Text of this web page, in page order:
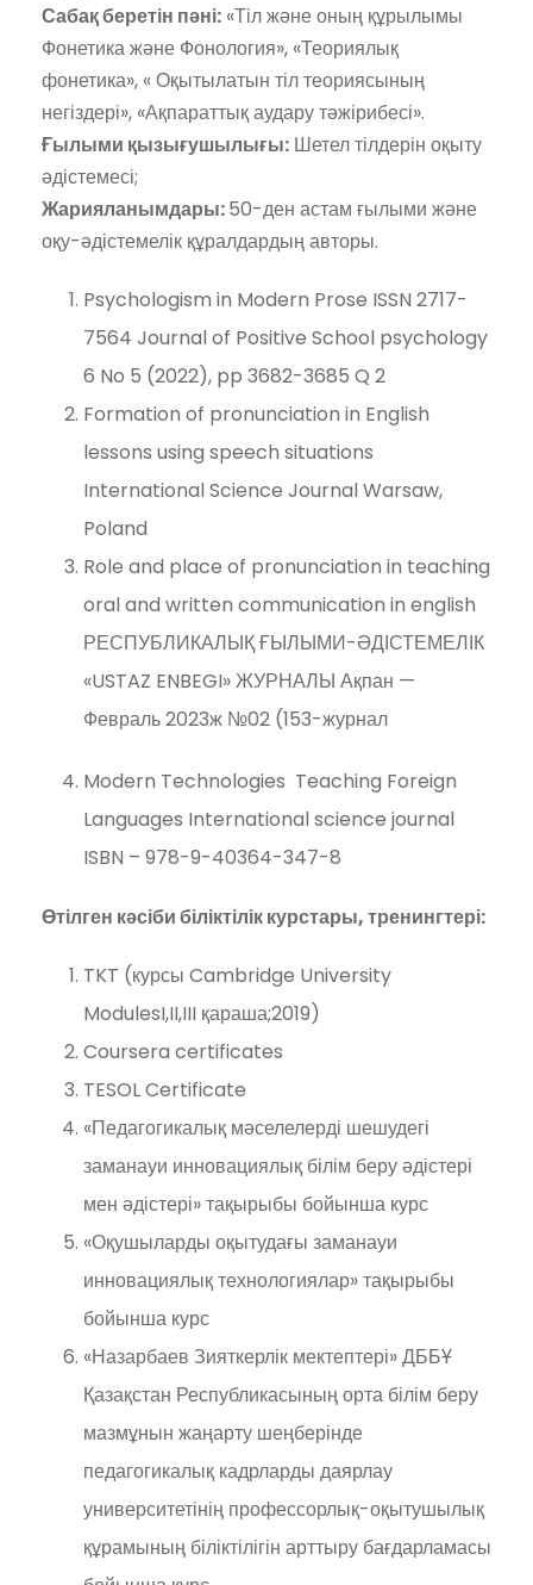
Сабақ беретін пәні: «Тіл және оның құрылымы
Фонетика және Фонология», «Теориялық
фонетика», « Оқытылатын тіл теориясының
негіздері», «Ақпараттық аудару тәжірибесі».
Ғылыми қызығушылығы: Шетел тілдерін оқыту
әдістемесі;
Жарияланымдары:50-ден астам ғылыми және
оқу-әдістемелік құралдардың авторы.
Psychologism in Modern Prose ISSN 2717-
7564 Journal of Positive School psychology
6 No 5 (2022), pp 3682-3685 Q 2
Formation of pronunciation in English
lessons using speech situations
International Science Journal Warsaw,
Poland
Role and place of pronunciation in teaching
oral and written communication in english
РЕСПУБЛИКАЛЫҚ ҒЫЛЫМИ-ӘДІСТЕМЕЛІК
«USTAZ ENBEGI» ЖУРНАЛЫ Ақпан —
Февраль 2023ж №02 (153-журнал
Modern Technologies Teaching Foreign
Languages International science journal
ISBN – 978-9-40364-347-8
Өтілген кәсіби біліктілік курстары, тренингтері:
TKT (курсы Cambridge University
ModulesI,II,III қараша;2019)
Coursera certificates
TESOL Certificate
«Педагогикалық мәселелерді шешудегі
заманауи инновациялық білім беру әдістері
мен әдістері» тақырыбы бойынша курс
«Оқушыларды оқытудағы заманауи
инновациялық технологиялар» тақырыбы
бойынша курс
«Назарбаев Зияткерлік мектептері» ДББҰ
Қазақстан Республикасының орта білім беру
мазмұнын жаңарту шеңберінде
педагогикалық кадрларды даярлау
университетінің профессорлық-оқытушылық
құрамының біліктілігін арттыру бағдарламасы